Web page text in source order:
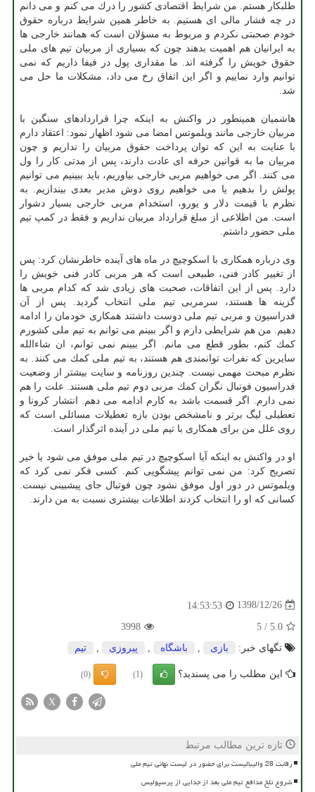
طلبكار هستم. من شرایط اقتصادی كشور را درك می كنم و می دانم
در چه فشار مالی ای هستیم. به خاطر همین شرایط درباره حقوق
خودم صحبتی نكردم و مربوط به مسؤلان است كه همانند خارجی ها
به ایرانیان هم اهمیت بدهند چون كه بسیاری از مربیان تیم های ملی
حقوق خویش را گرفته اند. ما مقداری پول در فیفا داریم كه نمی
توانیم وارد نماییم و اگر این اتفاق رخ می داد، مشكلات ما حل می
شد.
هاشمیان همینطور در واكنش به اینكه چرا قراردادهای سنگین با
مربیان خارجی مانند ویلموتس امضا می شود اظهار نمود: اعتقاد دارم
با عنایت به این كه توان پرداخت حقوق مربیان را نداریم و چون
مربیان ما به قوانین حرفه ای عادت دارند، پس از مدتی كار را ول
می كنند. اگر می خواهیم مربی خارجی بیاوریم، باید ببینیم می توانیم
پولش را بدهیم یا می خواهیم روی دوش مدیر بعدی بیندازیم. به
نظرم با قیمت دلار و یورو، استخدام مربی خارجی بسیار دشوار
است. من اطلاعی از مبلغ قرارداد مربیان نداریم و فقط در كمپ تیم
ملی حضور داشتم.
وی درباره همكاری با اسكوچیچ در ماه های آینده خاطرنشان كرد: پس
از تغییر كادر فنی، طبیعی است كه هر مربی كادر فنی خویش را
دارد. پس از این اتفاقات، صحبت های زیادی شد كه كدام مربی ها
گزینه ها هستند، سرمربی تیم ملی انتخاب گردید. پس از آن
فدراسیون و مربی تیم ملی دوست داشتند همكاری خودمان را ادامه
دهیم. من هم شرایطی دارم و اگر ببینم می توانم به تیم ملی كشورم
كمك كنم، بطور قطع می مانم. اگر ببینم نمی توانم، ان شاءالله
سایرین كه نفرات توانمندی هم هستند، به تیم ملی كمك می كنند. به
نظرم مبحث مهمی نیست. چندین روزنامه و سایت بیشتر از وضعیت
فدراسیون فوتبال نگران كمك مربی دوم تیم ملی هستند. علت را هم
نمی دارم. اگر قسمت باشد به كارم ادامه می دهم. انتشار كرونا و
تعطیلی لیگ برتر و نامشخص بودن بازه تعطیلات مسائلی است كه
روی علل من برای همكاری با تیم ملی در آینده اثرگذار است.
او در واكنش به اینكه آیا اسكوچیچ در تیم ملی موفق می شود یا خیر
تصریح كرد: من نمی توانم پیشگویی كنم. كسی فكر نمی كرد كه
ویلموتس در دور اول موفق نشود چون فوتبال جای پیشبینی نیست.
كسانی كه او را انتخاب كردند اطلاعات بیشتری نسبت به من دارند.
1398/12/26
14:53:53
5.0
/
5
3998
تگهای خبر:
بازی باشگاه پیروزی تیم
این مطلب را می پسندید؟ (1)
(0)
X
تازه ترین مطالب مرتبط
رقابت 28 والیبالیست برای حضور در لیست نهائی تیم ملی
شروع تلخ مدافع تیم ملی بعد از جدایی از پرسپولیس